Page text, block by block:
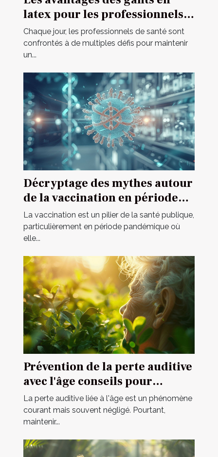
latex pour les professionnels
de santé
Chaque jour, les professionnels de santé sont
confrontés à de multiples défis pour maintenir
un...
Décryptage des mythes autour
de la vaccination en période
pandémique
La vaccination est un pilier de la santé publique,
particulièrement en période pandémique où
elle...
Prévention de la perte auditive
avec l'âge conseils pour
maintenir une ouïe fine et
réactive
La perte auditive liée à l'âge est un phénomène
courant mais souvent négligé. Pourtant,
maintenir...